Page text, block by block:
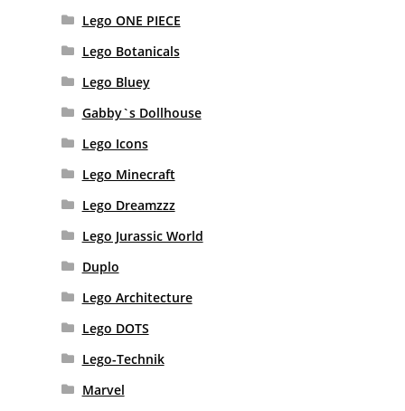
Lego ONE PIECE
Lego Botanicals
Lego Bluey
Gabby`s Dollhouse
Lego Icons
Lego Minecraft
Lego Dreamzzz
Lego Jurassic World
Duplo
Lego Architecture
Lego DOTS
Lego-Technik
Marvel